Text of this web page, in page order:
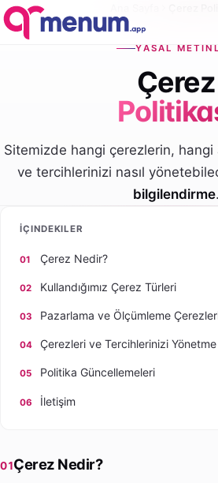
YASAL
Çerez
Sitemizde hangi çerezlerin, hangi
ve tercihlerinizi nasıl
bilgilendirme.
İÇINDEKILER
Çerez Nedir?
Kullandığımız Çerez Türleri
Pazarlama ve Ölçümleme
Çerezleri ve Tercihlerinizi Yönetme
Politika Güncellemeleri
İletişim
01Çerez Nedir?